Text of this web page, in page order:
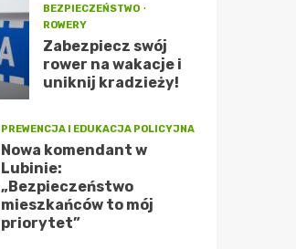
BEZPIECZEŃSTWO
ROWERY
Zabezpiecz swój
rower na wakacje i
uniknij kradzieży!
PREWENCJA I EDUKACJA POLICYJNA
Nowa komendant w
Lubinie:
„Bezpieczeństwo
mieszkańców to mój
priorytet”